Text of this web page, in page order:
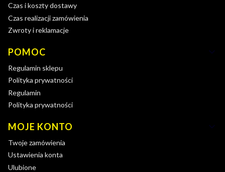
Czas i koszty dostawy
Czas realizacji zamówienia
Zwroty i reklamacje
POMOC
Regulamin sklepu
Polityka prywatności
Regulamin
Polityka prywatności
MOJE KONTO
Twoje zamówienia
Ustawienia konta
Ulubione